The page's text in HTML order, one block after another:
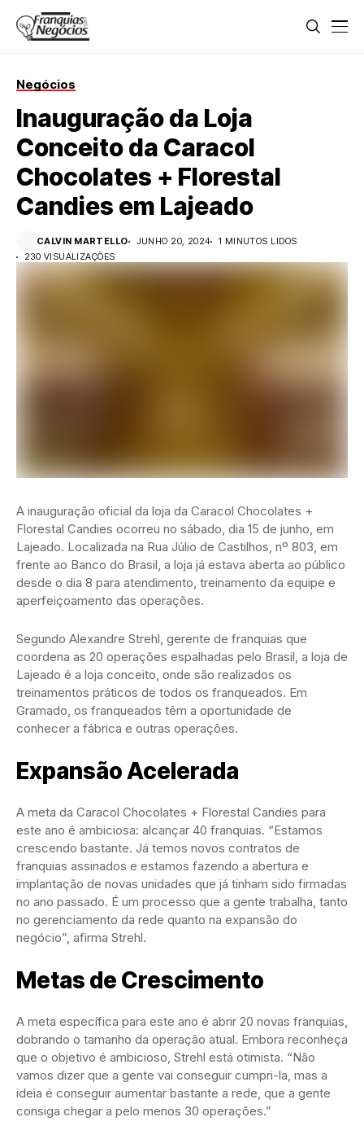
Negócios
Inauguração da Loja
Conceito da Caracol
Chocolates + Florestal
Candies em Lajeado
CALVIN MARTELLO JUNHO 20, 2024
1 MINUTOS LIDOS
230 VISUALIZAÇÕES
A inauguração oficial da loja da Caracol Chocolates +
Florestal Candies ocorreu no sábado, dia 15 de junho, em
Lajeado. Localizada na Rua Júlio de Castilhos, nº 803, em
frente ao Banco do Brasil, a loja já estava aberta ao público
desde o dia 8 para atendimento, treinamento da equipe e
aperfeiçoamento das operações.
Segundo Alexandre Strehl, gerente de franquias que
coordena as 20 operações espalhadas pelo Brasil, a loja de
Lajeado é a loja conceito, onde são realizados os
treinamentos práticos de todos os franqueados. Em
Gramado, os franqueados têm a oportunidade de
conhecer a fábrica e outras operações.
Expansão Acelerada
A meta da Caracol Chocolates + Florestal Candies para
este ano é ambiciosa: alcançar 40 franquias. “Estamos
crescendo bastante. Já temos novos contratos de
franquias assinados e estamos fazendo a abertura e
implantação de novas unidades que já tinham sido firmadas
no ano passado. É um processo que a gente trabalha, tanto
no gerenciamento da rede quanto na expansão do
negócio”, afirma Strehl.
Metas de Crescimento
A meta específica para este ano é abrir 20 novas franquias,
dobrando o tamanho da operação atual. Embora reconheça
que o objetivo é ambicioso, Strehl está otimista. “Não
vamos dizer que a gente vai conseguir cumpri-la, mas a
ideia é conseguir aumentar bastante a rede, que a gente
consiga chegar a pelo menos 30 operações.”